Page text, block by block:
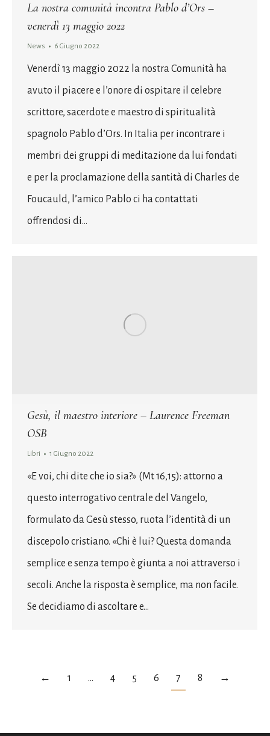
La nostra comunità incontra Pablo d’Ors –
venerdì 13 maggio 2022
News 6 Giugno 2022
Venerdì 13 maggio 2022 la nostra Comunità ha
avuto il piacere e l’onore di ospitare il celebre
scrittore, sacerdote e maestro di spiritualità
spagnolo Pablo d’Ors. In Italia per incontrare i
membri dei gruppi di meditazione da lui fondati
e per la proclamazione della santità di Charles de
Foucauld, l’amico Pablo ci ha contattati
offrendosi di…
Gesù, il maestro interiore – Laurence Freeman
OSB
Libri 1 Giugno 2022
«E voi, chi dite che io sia?» (Mt 16,15): attorno a
questo interrogativo centrale del Vangelo,
formulato da Gesù stesso, ruota l’identità di un
discepolo cristiano. «Chi è lui? Questa domanda
semplice e senza tempo è giunta a noi attraverso i
secoli. Anche la risposta è semplice, ma non facile.
Se decidiamo di ascoltare e…
← 1 … 4 5 6 7 8 →